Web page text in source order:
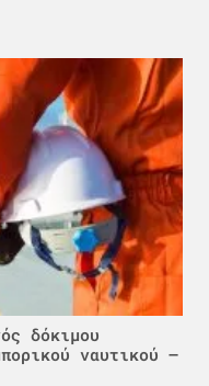
δόκιμου
ναυτικού –